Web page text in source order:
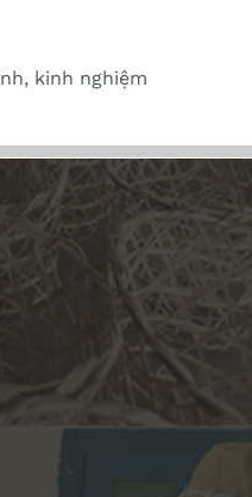
kinh nghiệm